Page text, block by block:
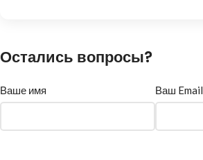
Остались вопросы?
Ваше имя Ваш Email